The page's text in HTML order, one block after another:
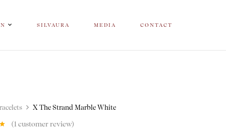
SILVAURA MEDIA CONTACT
X The Strand Marble White
(1 customer review)